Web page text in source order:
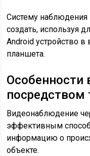
Систему
создать, используя
Android устройство
планшета.
Особенности
посредством
Видеонаблюдение
эффективным
информацию о
объекте.